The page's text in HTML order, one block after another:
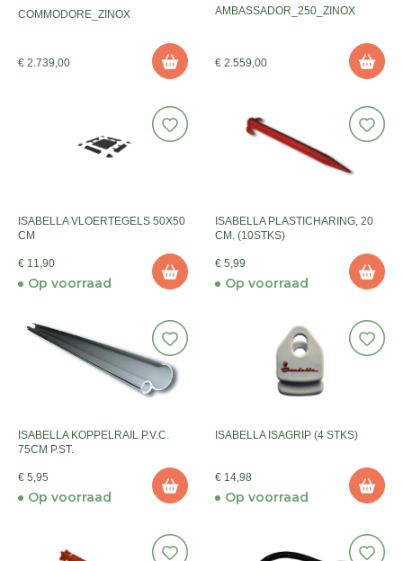
COMMODORE_ZINOX
€ 2.739,00
AMBASSADOR_250_ZINOX
€ 2.559,00
ISABELLA VLOERTEGELS 50X50
CM
€ 11,90
Op voorraad
ISABELLA PLASTICHARING, 20
CM. (10STKS)
€ 5,99
Op voorraad
ISABELLA KOPPELRAIL P.V.C.
75CM P.ST.
€ 5,95
Op voorraad
ISABELLA ISAGRIP (4 STKS)
€ 14,98
Op voorraad